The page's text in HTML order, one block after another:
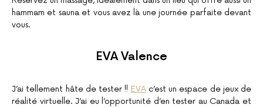
hammam et sauna et vous avez là une journée parfaite devant
vous.
EVA Valence
J’ai tellement hâte de tester !! EVAc’est un espace de jeux de
réalité virtuelle. J’ai eu l’opportunité d’en tester au Canada et